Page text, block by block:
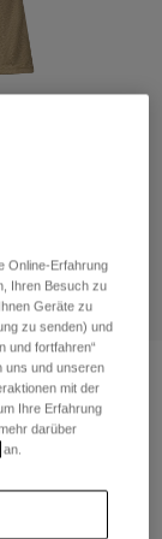
Online-Erfahrung
Ihren Besuch zu
Geräte zu
zu senden) und
und fortfahren“
uns und unseren
mit der
Ihre Erfahrung
darüber
an.